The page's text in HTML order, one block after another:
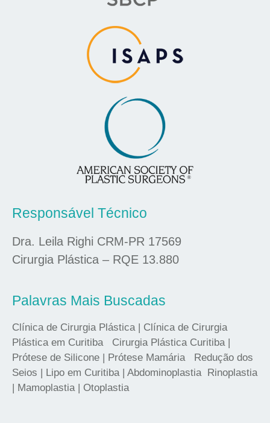
Responsável Técnico
Dra. Leila Righi CRM-PR 17569
Cirurgia Plástica – RQE 13.880
Palavras Mais Buscadas
Clínica de Cirurgia Plástica | Clínica de Cirurgia
Plástica em Curitiba Cirurgia Plástica Curitiba |
Prótese de Silicone | Prótese Mamária Redução dos
Seios | Lipo em Curitiba | Abdominoplastia Rinoplastia
| Mamoplastia | Otoplastia